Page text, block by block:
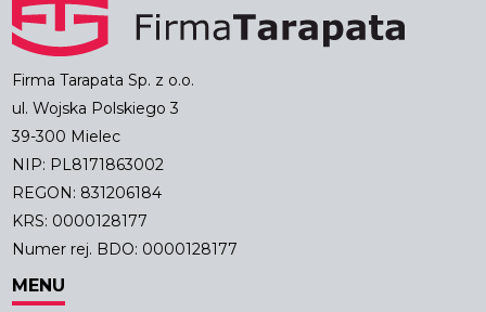
Firma Tarapata Sp. z o.o.
ul. Wojska Polskiego 3
39-300 Mielec
NIP: PL8171863002
REGON: 831206184
KRS: 0000128177
Numer rej. BDO: 0000128177
MENU